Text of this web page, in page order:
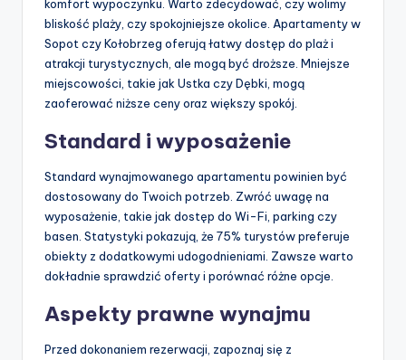
komfort wypoczynku. Warto zdecydować, czy wolimy
bliskość plaży, czy spokojniejsze okolice. Apartamenty w
Sopot czy Kołobrzeg oferują łatwy dostęp do plaż i
atrakcji turystycznych, ale mogą być droższe. Mniejsze
miejscowości, takie jak Ustka czy Dębki, mogą
zaoferować niższe ceny oraz większy spokój.
Standard i wyposażenie
Standard wynajmowanego apartamentu powinien być
dostosowany do Twoich potrzeb. Zwróć uwagę na
wyposażenie, takie jak dostęp do Wi-Fi, parking czy
basen. Statystyki pokazują, że 75% turystów preferuje
obiekty z dodatkowymi udogodnieniami. Zawsze warto
dokładnie sprawdzić oferty i porównać różne opcje.
Aspekty prawne wynajmu
Przed dokonaniem rezerwacji, zapoznaj się z